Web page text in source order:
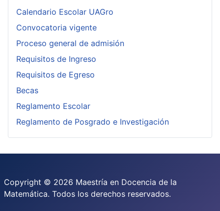
Calendario Escolar UAGro
Convocatoria vigente
Proceso general de admisión
Requisitos de Ingreso
Requisitos de Egreso
Becas
Reglamento Escolar
Reglamento de Posgrado e Investigación
Copyright © 2026 Maestría en Docencia de la
Matemática. Todos los derechos reservados.